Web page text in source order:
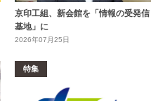
京印工組、新会館を「情報の受発信
基地」に
2026年07月25日
特集